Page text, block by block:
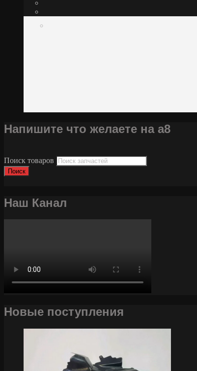
Напишите что желаете на а8
Поиск товаров
Поиск
Наш Канал
Новые поступления